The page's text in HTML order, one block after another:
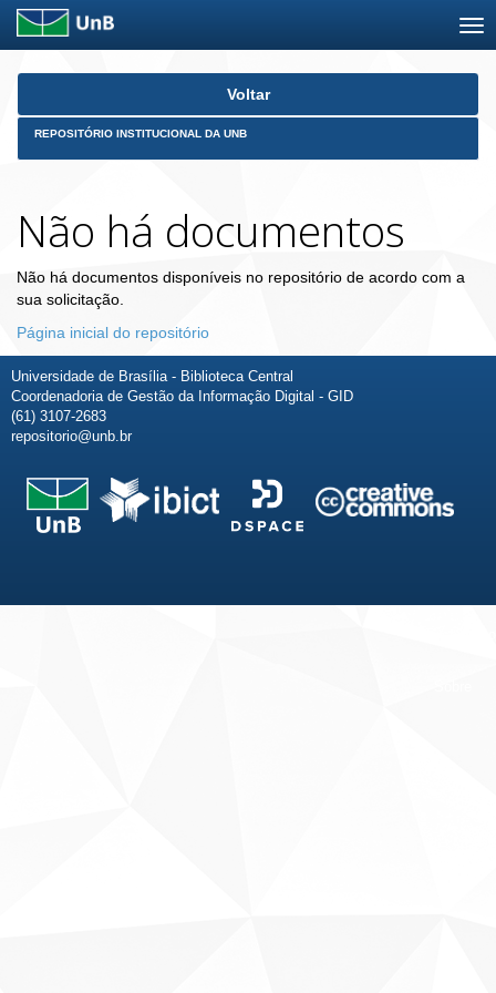
Skip
Voltar
REPOSITÓRIO INSTITUCIONAL DA UNB
Não há documentos
Não há documentos disponíveis no repositório de acordo com a
sua solicitação.
Página inicial do repositório
Universidade de Brasília - Biblioteca Central
Coordenadoria de Gestão da Informação Digital - GID
(61) 3107-2683
repositorio@unb.br